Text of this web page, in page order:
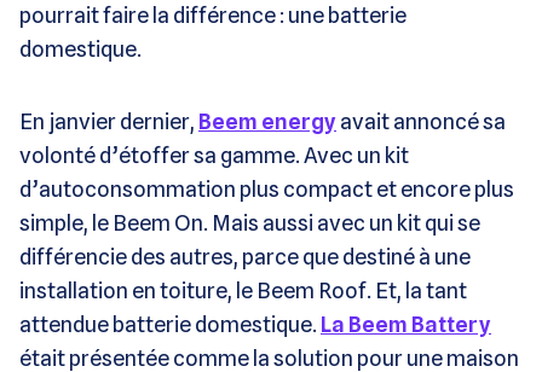
pourrait faire la différence : une batterie
domestique.
En janvier dernier, Beem energy avait annoncé sa
volonté d’étoffer sa gamme. Avec un kit
d’autoconsommation plus compact et encore plus
simple, le Beem On. Mais aussi avec un kit qui se
différencie des autres, parce que destiné à une
installation en toiture, le Beem Roof. Et, la tant
attendue batterie domestique. La Beem Battery
était présentée comme la solution pour une maison